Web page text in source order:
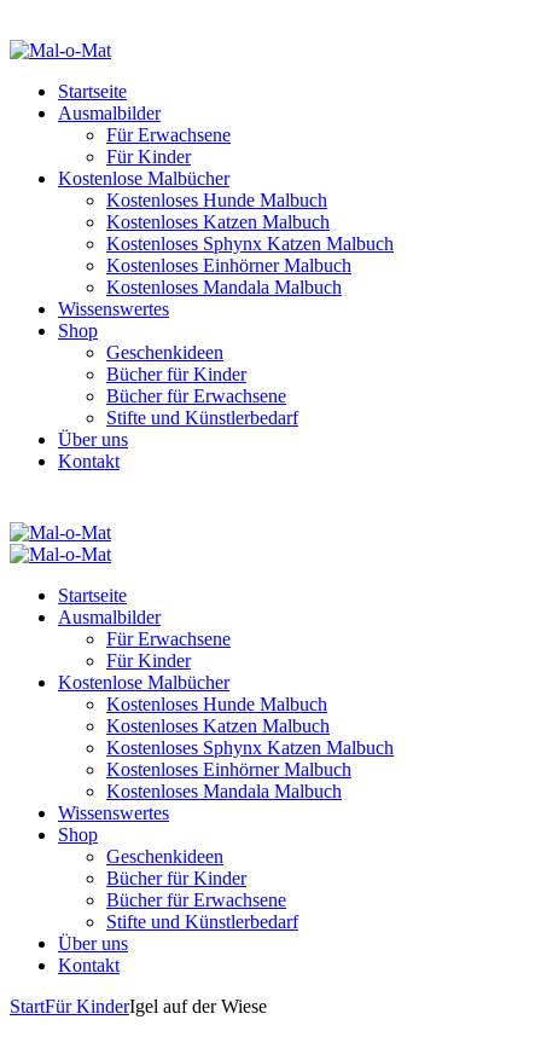
Startseite
Ausmalbilder
Für Erwachsene
Für Kinder
Kostenlose Malbücher
Kostenloses Hunde Malbuch
Kostenloses Katzen Malbuch
Kostenloses Sphynx Katzen Malbuch
Kostenloses Einhörner Malbuch
Kostenloses Mandala Malbuch
Wissenswertes
Shop
Geschenkideen
Bücher für Kinder
Bücher für Erwachsene
Stifte und Künstlerbedarf
Über uns
Kontakt
Startseite
Ausmalbilder
Für Erwachsene
Für Kinder
Kostenlose Malbücher
Kostenloses Hunde Malbuch
Kostenloses Katzen Malbuch
Kostenloses Sphynx Katzen Malbuch
Kostenloses Einhörner Malbuch
Kostenloses Mandala Malbuch
Wissenswertes
Shop
Geschenkideen
Bücher für Kinder
Bücher für Erwachsene
Stifte und Künstlerbedarf
Über uns
Kontakt
StartFür KinderIgel auf der Wiese